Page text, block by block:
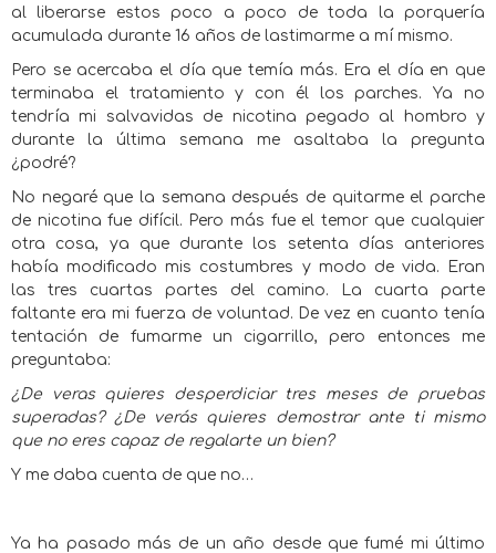
al liberarse estos poco a poco de toda la porquería
acumulada durante 16 años de lastimarme a mí mismo.
Pero se acercaba el día que temía más. Era el día en que
terminaba el tratamiento y con él los parches. Ya no
tendría mi salvavidas de nicotina pegado al hombro y
durante la última semana me asaltaba la pregunta
¿podré?
No negaré que la semana después de quitarme el parche
de nicotina fue difícil. Pero más fue el temor que cualquier
otra cosa, ya que durante los setenta días anteriores
había modificado mis costumbres y modo de vida. Eran
las tres cuartas partes del camino. La cuarta parte
faltante era mi fuerza de voluntad. De vez en cuanto tenía
tentación de fumarme un cigarrillo, pero entonces me
preguntaba:
¿De veras quieres desperdiciar tres meses de pruebas
superadas? ¿De verás quieres demostrar ante ti mismo
que no eres capaz de regalarte un bien?
Y me daba cuenta de que no…
Ya ha pasado más de un año desde que fumé mi último